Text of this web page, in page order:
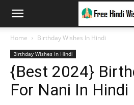
Home Birthday Wishes In Hindi
Birthday Wishes In Hindi
{Best 2024}
For Nani In Hindi